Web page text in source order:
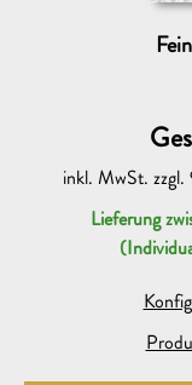
Ich möchte dazu
Sa 11-19 Uhr)
inkl. MwSt.
Lieferung